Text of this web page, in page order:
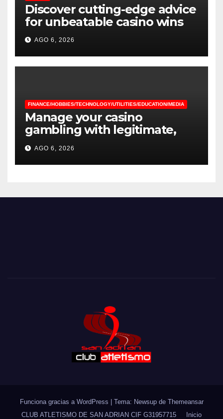
Discover cutting-edge advice
for unbeatable casino wins
AGO 6, 2026
FINANCE/HOBBIES/TECHNOLOGY/UTILITIES/EDUCATION/MEDIA
Manage your casino
gambling with legitimate,
energizing advice
AGO 6, 2026
Funciona gracias a WordPress Tema: Newsup de Themeansar
CLUB ATLETISMO DE SAN ADRIAN CIF G31957715
Inicio